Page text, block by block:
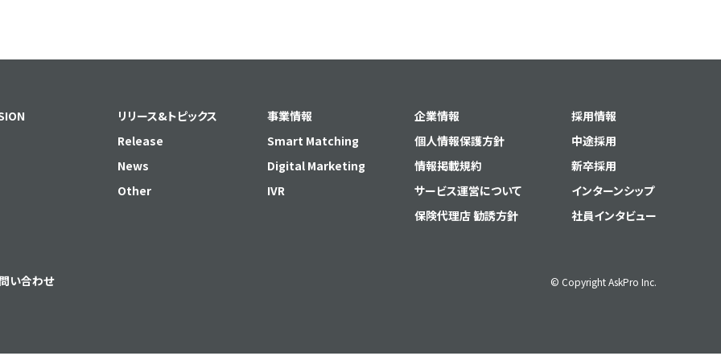
リリース&トピックス
Release
News
Other
事業情報
Smart Matching
Digital Marketing
IVR
企業情報
個人情報保護方針
情報掲載規約
サービス運営について
保険代理店 勧誘方針
採用情報
中途採用
新卒採用
インターンシップ
社員インタビュー
い合わせ © Copyright AskPro Inc.